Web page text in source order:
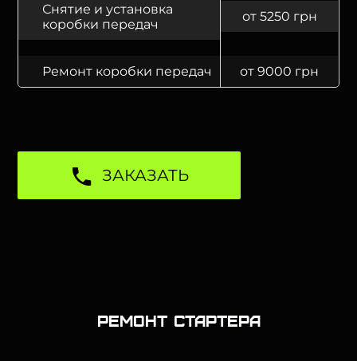
Снятие и установка
коробки передач
от 5250 грн
Ремонт коробки передач от 9000 грн
ЗАКАЗАТЬ
Ремонт стартера